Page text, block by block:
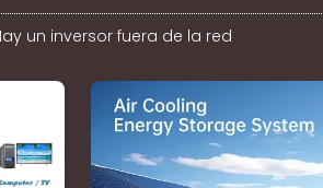
un inversor fuera de la red